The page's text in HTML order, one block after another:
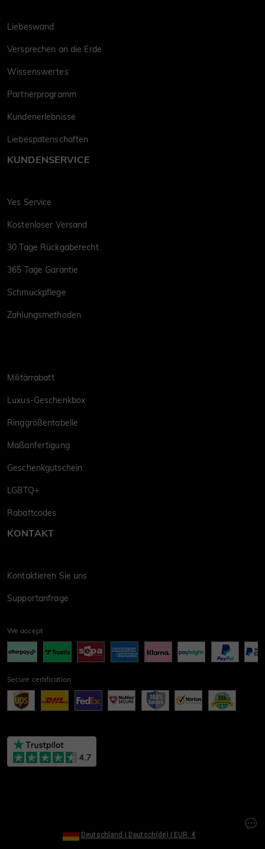
Liebeswand
Versprechen an die Erde
Wissenswertes
Partnerprogramm
Kundenerlebnisse
Liebespatenschaften
KUNDENSERVICE
Yes Service
Kostenloser Versand
30 Tage Rückgaberecht
365 Tage Garantie
Schmuckpflege
Zahlungsmethoden
Militärrabatt
Luxus-Geschenkbox
Ringgrößentabelle
Maßanfertigung
Geschenkgutschein
LGBTQ+
Rabattcodes
KONTAKT
Kontaktieren Sie uns
Supportanfrage
We accept
Secure certification
Deutschland | Deutsch(de) | EUR €